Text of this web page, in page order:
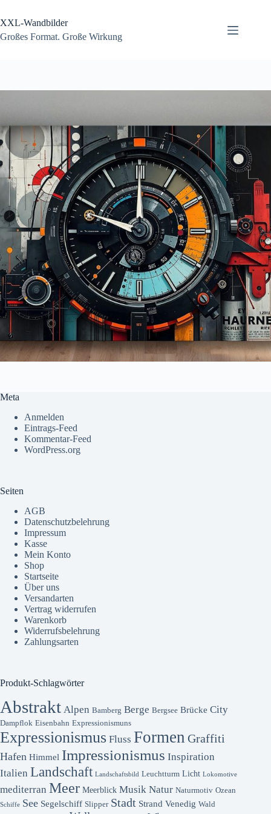
springen
XXL-Wandbilder
Großes Format. Große Wirkung
Meta
Anmelden
Eintrags-Feed
Kommentar-Feed
WordPress.org
Seiten
AGB
Datenschutzbelehrung
Impressum
Kasse
Mein Konto
Shop
Startseite
Über uns
Versandarten
Vertrag widerrufen
Warenkorb
Widerrufsbelehrung
Zahlungsarten
Produkt-Schlagwörter
Abstrakt Alpen Bamberg Berge Bergsee Brücke City
Dampflok Eisenbahn Expressionismuns
Expressionismus Fluss Formen Graffiti
Hafen Himmel Impressionismus Inspiration
Italien Landschaft Landschaftsbild Leuchtturm Licht Lokomotive
mediterran Meer Meerblick Musik Natur Naturmotiv Ozean
Schiffe See Segelschiff Slipper Stadt Strand Venedig Wald